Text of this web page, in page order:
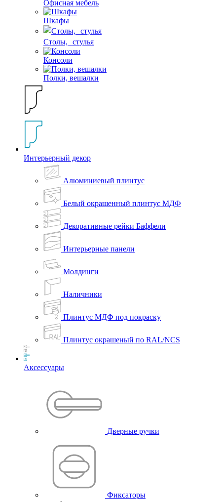
Офисная мебель
Шкафы
Столы, стулья
Консоли
Полки, вешалки
Интерьерный декор
Алюминиевый плинтус
Белый окрашенный плинтус МДФ
Декоративные рейки Баффели
Интерьерные панели
Молдинги
Наличники
Плинтус МДФ под покраску
Плинтус окрашеный по RAL/NCS
Аксессуары
Дверные ручки
Фиксаторы